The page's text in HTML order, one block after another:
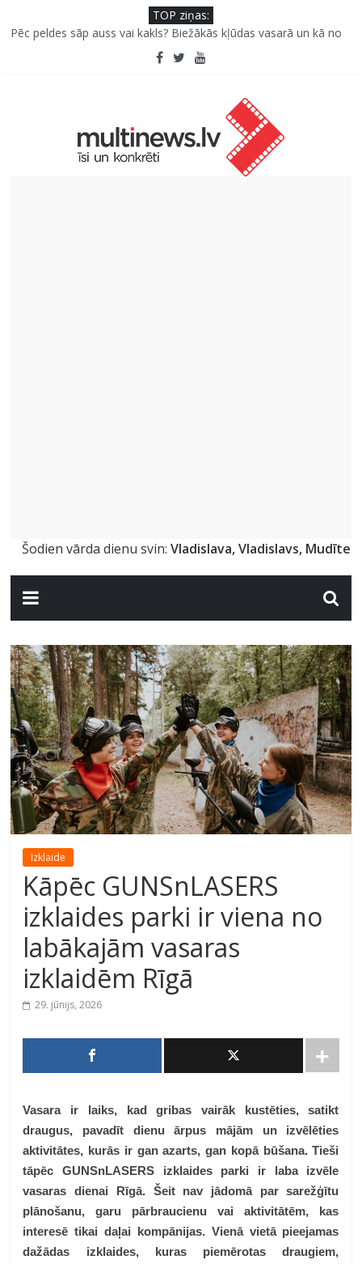
TOP ziņas:
Pūtēju orķestru svētki Rojā
Pēc peldes sāp auss vai kakls? Biežākās kļūdas vasarā un kā no
Šefpavārs iesaka, kā gudri un izdevīgi izmantot kabačus no
sezonas sākuma līdz pat ziemai
5 svarīgi soļi, lai bērns skolā atgrieztos vesels un gatavs
Šodien vārda dienu svin:Vladislava, Vladislavs, Mudīte
Izklaide
Kāpēc GUNSnLASERS
izklaides parki ir viena no
labākajām vasaras
izklaidēm Rīgā
29. jūnijs, 2026
Vasara ir laiks, kad gribas vairāk kustēties, satikt
draugus, pavadīt dienu ārpus mājām un izvēlēties
aktivitātes, kurās ir gan azarts, gan kopā būšana. Tieši
tāpēc GUNSnLASERS izklaides parki ir laba izvēle
vasaras dienai Rīgā. Šeit nav jādomā par sarežģītu
plānošanu, garu pārbraucienu vai aktivitātēm, kas
interesē tikai daļai kompānijas. Vienā vietā pieejamas
dažādas izklaides, kuras piemērotas draugiem,